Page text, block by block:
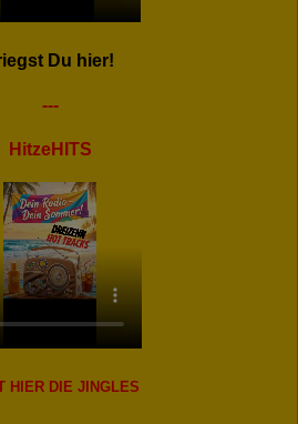
Du hier!
---
HitzeHITS
HIER DIE JINGLES